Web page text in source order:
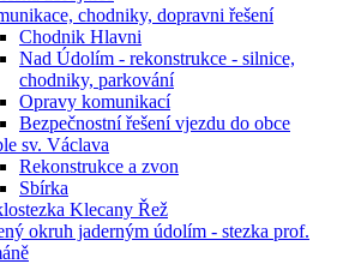
chodniky, dopravni řešení
Chodnik Hlavni
Nad Údolím - rekonstrukce - silnice,
chodniky, parkování
Opravy komunikací
Bezpečnostní řešení vjezdu do obce
sv. Václava
Rekonstrukce a zvon
Sbírka
Klecany Řež
okruh jaderným údolím - stezka prof.